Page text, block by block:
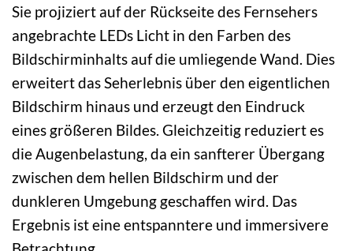
Sie projiziert auf der Rückseite des Fernsehers
angebrachte LEDs Licht in den Farben des
Bildschirminhalts auf die umliegende Wand. Dies
erweitert das Seherlebnis über den eigentlichen
Bildschirm hinaus und erzeugt den Eindruck
eines größeren Bildes. Gleichzeitig reduziert es
die Augenbelastung, da ein sanfterer Übergang
zwischen dem hellen Bildschirm und der
dunkleren Umgebung geschaffen wird. Das
Ergebnis ist eine entspanntere und immersivere